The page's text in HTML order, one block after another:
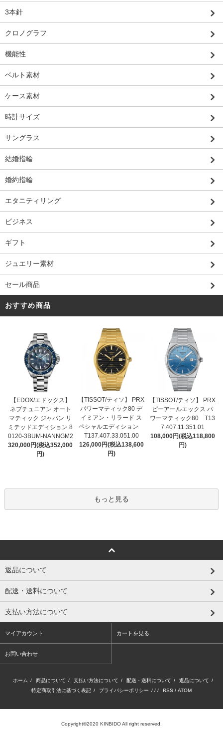
3本針
クロノグラフ
機能性
ベルト素材
ケース素材
時計サイズ
サングラス
結婚指輪
婚約指輪
エタニティリング
ビジネス
ギフト
ジュエリー素材
セール商品
おすすめ商品
【EDOX/エドックス】
ネプチュニアン オート
マティック ジャパン リ
ミテッドエディション 8
0120-3BUM-NANNGM2
320,000円(税込352,000
円)
【TISSOT/ティソ】 PRX
パワーマティック80 デ
イミアン・リラード ス
ペシャルエディション
T137.407.33.051.00
126,000円(税込138,600
円)
【TISSOT/ティソ】 PRX
ピーアールエックス パ
ワーマティック80 T13
7.407.11.351.01
108,000円(税込118,800
円)
もっと見る
返品について
配送・送料について
支払い方法について
マイアカウント カートを見る
お問い合わせ
ホーム / 商品について / 支払い方法について / 配送・送料について / 返品について /
特定商取引法に基づく表記 / プライバシーポリシー / / / RSS / ATOM
Copyright©2020 KINBIDO All right reserved.